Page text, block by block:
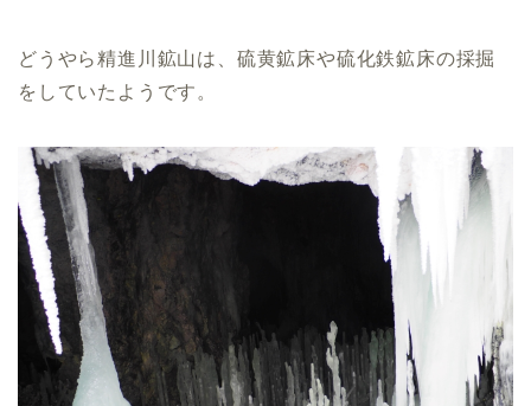
どうやら精進川鉱山は、硫黄鉱床や硫化鉄鉱床の採掘
をしていたようです。